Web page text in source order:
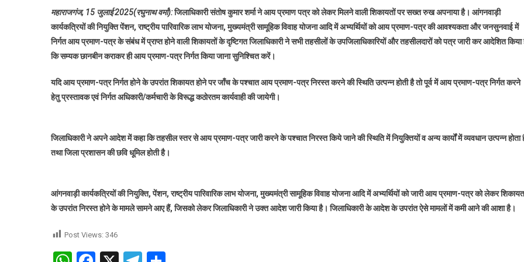
गिरेगी
गाज
महाराजगंज, 15 जुलाई 2025(रघुनाथ वर्मा):जिलाधिकारी संतोष कुमार शर्मा ने आय प्रमाण पत्र को लेकर मिलने वाली शिकायतों पर सख्त रुख अपनाया है। आंगनवाड़ी
कार्यकत्रियों की नियुक्ति पेंशन, राष्ट्रीय पारिवारिक लाभ योजना, मुख्यमंत्री सामूहिक विवाह योजना आदि में अभ्यर्थियों को आय प्रमाण-पत्र की आवश्यकता और जनसुनवाई में
निर्गत आय प्रमाण-पत्र के संबंध में प्राप्त होने वाली शिकायतों के दृष्टिगत जिलाधिकारी ने सभी तहसीलों के उपजिलाधिकारियों और तहसीलदारों को पत्र जारी कर आदेशित किया
कि सम्यक छानबीन कराकर ही आय प्रमाण-पत्र निर्गत किया जाना सुनिश्चित करें।
यदि आय प्रमाण-पत्र निर्गत होने के उपरांत शिकायत होने पर जाँच के पश्चात आय प्रमाण-पत्र निरस्त करने की स्थिति उत्पन्न होती है तो पूर्व में आय प्रमाण-पत्र निर्गत करने
हेतु प्रस्तावक एवं निर्गत अधिकारी/कर्मचारी के विरूद्ध कठोरतम कार्यवाही की जायेगी।
जिलाधिकारी ने अपने आदेश में कहा कि तहसील स्तर से आय प्रमाण-पत्र जारी करने के पश्चात निरस्त किये जाने की स्थिति में नियुक्तियों व अन्य कार्यों में व्यवधान उत्पन्न होता
तथा जिला प्रशासन की छवि धूमिल होती है।
आंगनवाड़ी कार्यकत्रियों की नियुक्ति, पेंशन, राष्ट्रीय पारिवारिक लाभ योजना, मुख्यमंत्री सामूहिक विवाह योजना आदि में अभ्यर्थियों को जारी आय प्रमाण-पत्र को लेकर शिकायत
के उपरांत निरस्त होने के मामले सामने आए हैं, जिसको लेकर जिलाधिकारी ने उक्त आदेश जारी किया है। जिलाधिकारी के आदेश के उपरांत ऐसे मामलों में कमी आने की आशा है।
Post Views: 346